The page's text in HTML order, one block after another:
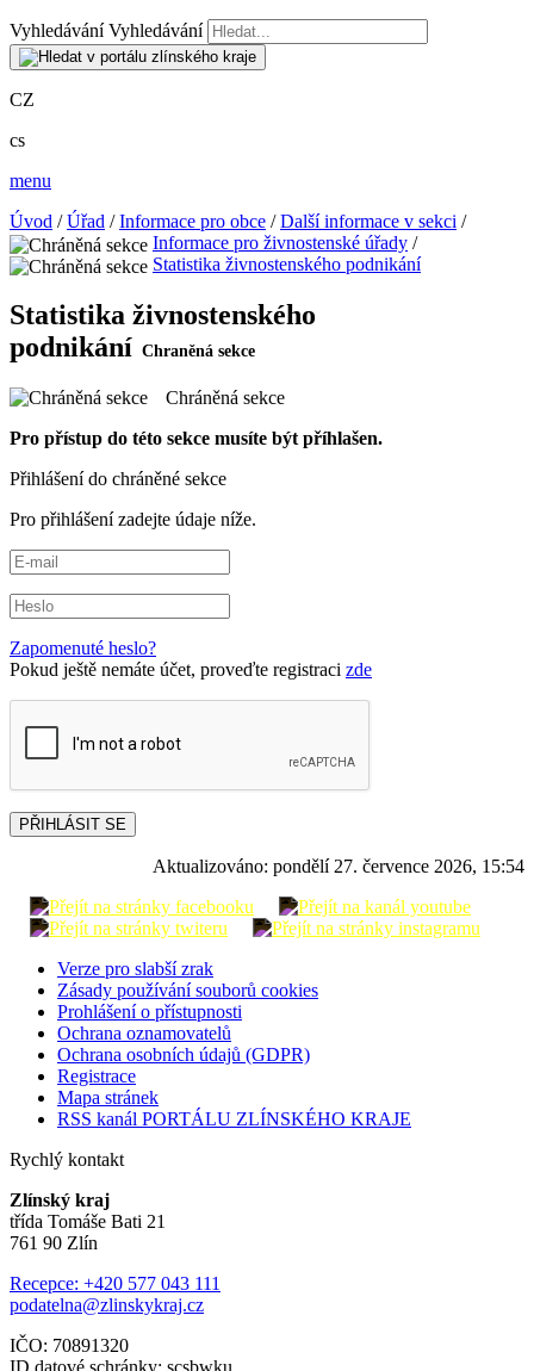
Vyhledávání Vyhledávání
CZ
cs
menu
Úvod /Úřad /Informace pro obce /Další informace v sekci /
Informace pro živnostenské úřady /
Statistika živnostenského podnikání
Statistika živnostenského
podnikání
Chráněná sekce
Pro přístup do této sekce musíte být příhlašen.
Přihlášení do chráněné sekce
Pro přihlášení zadejte údaje níže.
Zapomenuté heslo?
Pokud ještě nemáte účet, proveďte registraci zde
PŘIHLÁSIT SE
Aktualizováno: pondělí 27. července 2026, 15:54
Verze pro slabší zrak
Zásady používání souborů cookies
Prohlášení o přístupnosti
Ochrana oznamovatelů
Ochrana osobních údajů (GDPR)
Registrace
Mapa stránek
RSS kanál PORTÁLU ZLÍNSKÉHO KRAJE
Rychlý kontakt
Zlínský kraj
třída Tomáše Bati 21
761 90 Zlín
Recepce: +420 577 043 111
podatelna@zlinskykraj.cz
IČO: 70891320
ID datové schránky: scsbwku